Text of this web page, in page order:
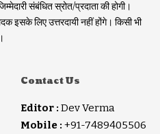
संबंधित स्रोत/प्रदाता की होगी।
इसके लिए उत्तरदायी नहीं होंगे। किसी भी
Contact Us
Editor : Dev Verma
Mobile : +91-7489405506